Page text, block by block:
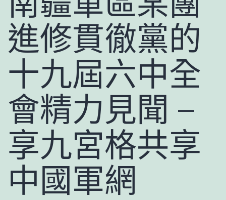
進修貫徹黨的
十九屆六中全
會精力見聞 –
享九宮格共享
中國軍網